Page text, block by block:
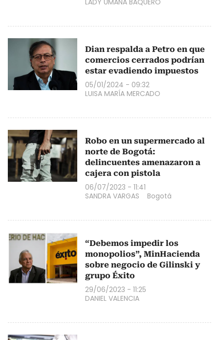
Dian respalda a Petro en que
comercios cerrados podrían
estar evadiendo impuestos
05/01/2024 - 09:32
LUISA MARÍA MERCADO
Robo en un supermercado al
norte de Bogotá:
delincuentes amenazaron a
cajera con pistola
06/07/2023 - 11:41
SANDRA VARGAS
Bogotá
“Debemos impedir los
monopolios”, MinHacienda
sobre negocio de Gilinski y
grupo Éxito
29/06/2023 - 11:25
DANIEL VALENCIA